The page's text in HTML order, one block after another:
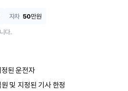
자차 50만원
다.
된 운전자
및 지정된 기사 한정